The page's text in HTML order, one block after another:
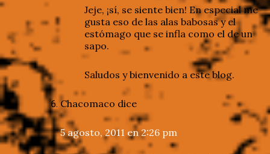
Jeje, ¡sí, se siente bien! En especial me
gusta eso de las alas babosas y el
estómago que se infla como el de un
sapo.
Saludos y bienvenido a este blog.
Chacomaco dice
5 agosto, 2011 en 2:26 pm